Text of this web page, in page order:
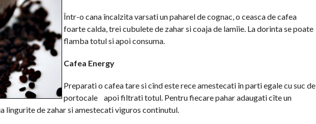
Într-o cana încalzita varsati un paharel de cognac, o ceasca de cafea
foarte calda, trei cubulete de zahar si coaja de lamîie. La dorinta se poate
flamba totul si apoi consuma.
Cafea Energy
Preparati o cafea tare si cînd este rece amestecati în parti egale cu suc de
portocale apoi filtrati totul. Pentru fiecare pahar adaugati cîte un
lingurite de zahar si amestecati viguros continutul.